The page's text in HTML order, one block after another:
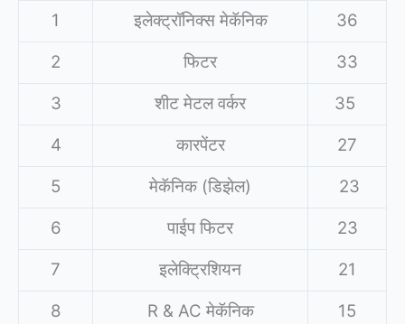
1
इलेक्ट्रॉनिक्स मेकॅनिक
36
2
फिटर
33
3
शीट मेटल वर्कर
35
4
कारपेंटर
27
5
मेकॅनिक (डिझेल)
23
6
पाईप फिटर
23
7
इलेक्ट्रिशियन
21
8
R & AC मेकॅनिक
15